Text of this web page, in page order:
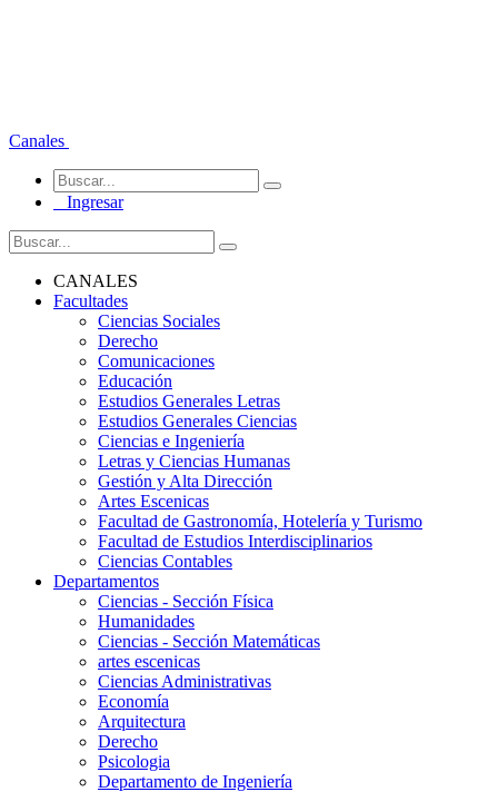
Canales
Ingresar
CANALES
Facultades
Ciencias Sociales
Derecho
Comunicaciones
Educación
Estudios Generales Letras
Estudios Generales Ciencias
Ciencias e Ingeniería
Letras y Ciencias Humanas
Gestión y Alta Dirección
Artes Escenicas
Facultad de Gastronomía, Hotelería y Turismo
Facultad de Estudios Interdisciplinarios
Ciencias Contables
Departamentos
Ciencias - Sección Física
Humanidades
Ciencias - Sección Matemáticas
artes escenicas
Ciencias Administrativas
Economía
Arquitectura
Derecho
Psicologia
Departamento de Ingeniería